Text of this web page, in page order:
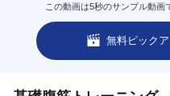
この動画は5秒のサンプル動画
無料ピック